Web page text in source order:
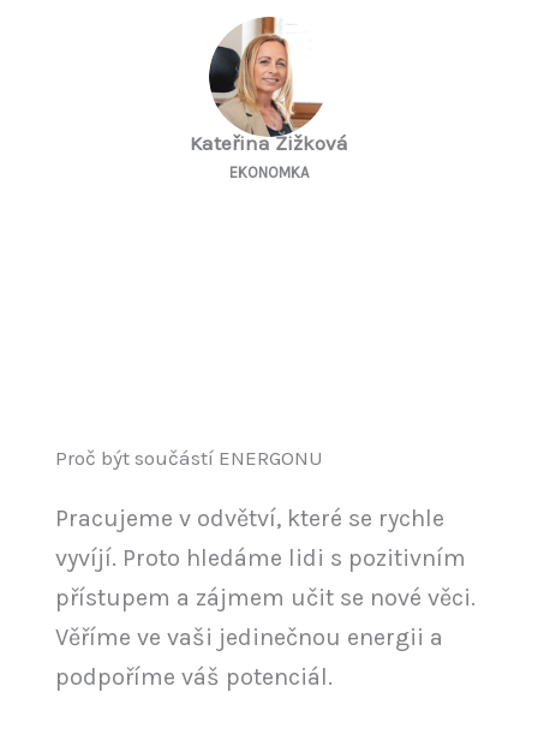
Kateřina Žižková
EKONOMKA
Proč být součástí ENERGONU
Pracujeme v odvětví, které se rychle
vyvíjí. Proto hledáme lidi s pozitivním
přístupem a zájmem učit se nové věci.
Věříme ve vaši jedinečnou energii a
podpoříme váš potenciál.